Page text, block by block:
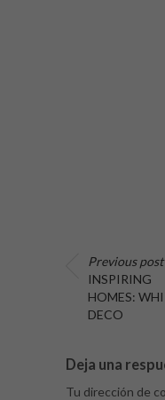
Previous post
INSPIRING
HOMES:
DECO
Deja una
Tu dirección de